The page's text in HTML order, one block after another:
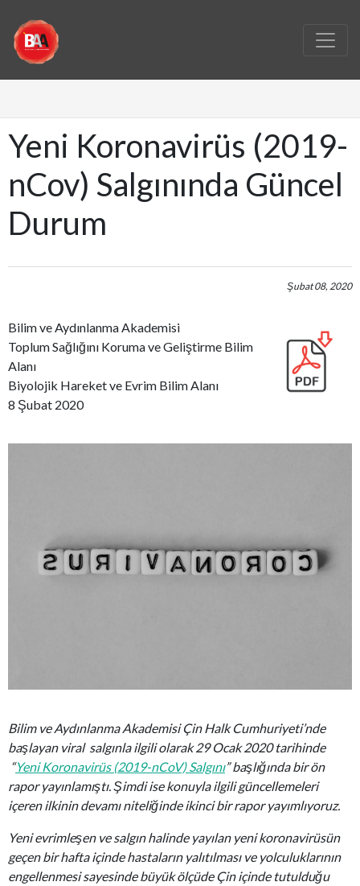
Yeni Koronavirüs (2019-
nCov) Salgınında Güncel
Durum
Şubat 08, 2020
Bilim ve Aydınlanma Akademisi
Toplum Sağlığını Koruma ve Geliştirme Bilim
Alanı
Biyolojik Hareket ve Evrim Bilim Alanı
8 Şubat 2020
Bilim ve Aydınlanma Akademisi Çin Halk Cumhuriyeti’nde
başlayan viral salgınla ilgili olarak 29 Ocak 2020 tarihinde
“Yeni Koronavirüs (2019-nCoV) Salgını” başlığında bir ön
rapor yayınlamıştı. Şimdi ise konuyla ilgili güncellemeleri
içeren ilkinin devamı niteliğinde ikinci bir rapor yayımlıyoruz.
Yeni evrimleşen ve salgın halinde yayılan yeni koronavirüsün
geçen bir hafta içinde hastaların yalıtılması ve yolculuklarının
engellenmesi sayesinde büyük ölçüde Çin içinde tutulduğu